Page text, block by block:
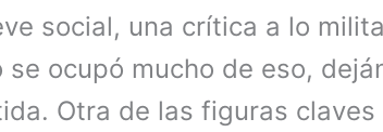
social, una crítica a lo
se ocupó mucho de eso,
Otra de las figuras